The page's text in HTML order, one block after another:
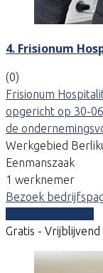
4. Frisionum
(0)
Frisionum
opgericht op 30-
de
Werkgebied
Eenmanszaak
1 werknemer
Bezoek
Gratis - Vrijblijvend